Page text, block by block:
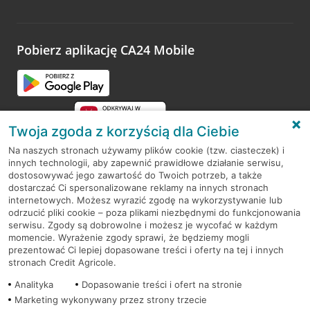
opinie.
Pobierz aplikację CA24 Mobile
RODO
Regulamin serwisu
Mapa serwisu
PolitykaCookies
Twoja zgoda z korzyścią dla Ciebie
Na naszych stronach używamy plików cookie (tzw. ciasteczek) i
innych technologii, aby zapewnić prawidłowe działanie serwisu,
dostosowywać jego zawartość do Twoich potrzeb, a także
dostarczać Ci spersonalizowane reklamy na innych stronach
internetowych. Możesz wyrazić zgodę na wykorzystywanie lub
odrzucić pliki cookie – poza plikami niezbędnymi do funkcjonowania
serwisu. Zgody są dobrowolne i możesz je wycofać w każdym
momencie. Wyrażenie zgody sprawi, że będziemy mogli
prezentować Ci lepiej dopasowane treści i oferty na tej i innych
stronach Credit Agricole.
Analityka
Dopasowanie treści i ofert na stronie
Marketing wykonywany przez strony trzecie